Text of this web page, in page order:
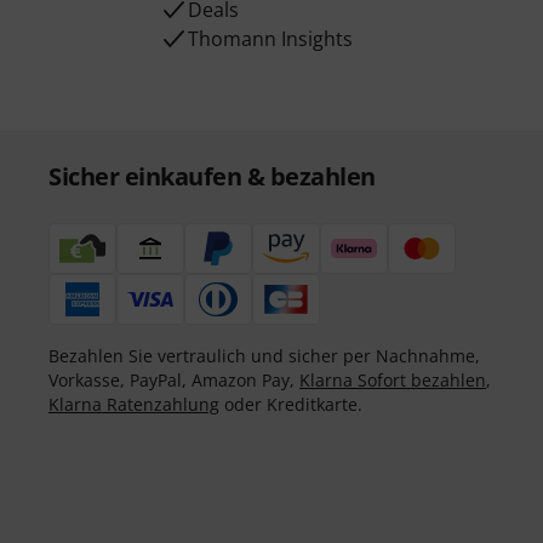
Deals
Thomann Insights
Sicher einkaufen & bezahlen
Bezahlen Sie vertraulich und sicher per Nachnahme,
Vorkasse, PayPal, Amazon Pay, Klarna Sofort bezahlen,
Klarna Ratenzahlung oder Kreditkarte.